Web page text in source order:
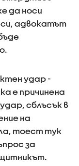
да носи
адвокатът
удар -
е причинена
сблъсък в
на
тоест тук
за